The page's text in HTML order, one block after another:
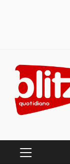
content
PRIMARY